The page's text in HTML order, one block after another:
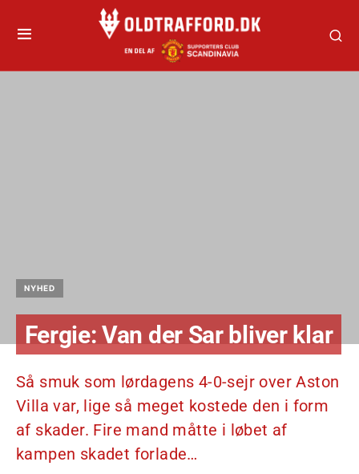
NYHED
Fergie: Van der Sar bliver klar
Så smuk som lørdagens 4-0-sejr over Aston
Villa var, lige så meget kostede den i form
af skader. Fire mand måtte i løbet af
kampen skadet forlade…